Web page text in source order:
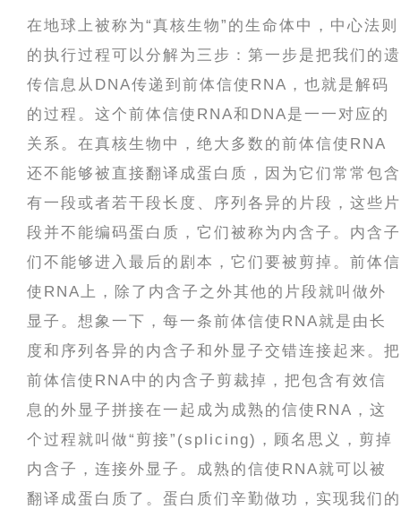
在地球上被称为“真核生物”的生命体中，中心法则
的执行过程可以分解为三步：第一步是把我们的遗
传信息从DNA传递到前体信使RNA，也就是解码
的过程。这个前体信使RNA和DNA是一一对应的
关系。在真核生物中，绝大多数的前体信使RNA
还不能够被直接翻译成蛋白质，因为它们常常包含
有一段或者若干段长度、序列各异的片段，这些片
段并不能编码蛋白质，它们被称为内含子。内含子
们不能够进入最后的剧本，它们要被剪掉。前体信
使RNA上，除了内含子之外其他的片段就叫做外
显子。想象一下，每一条前体信使RNA就是由长
度和序列各异的内含子和外显子交错连接起来。把
前体信使RNA中的内含子剪裁掉，把包含有效信
息的外显子拼接在一起成为成熟的信使RNA，这
个过程就叫做“剪接”(splicing)，顾名思义，剪掉
内含子，连接外显子。成熟的信使RNA就可以被
翻译成蛋白质了。蛋白质们辛勤做功，实现我们的